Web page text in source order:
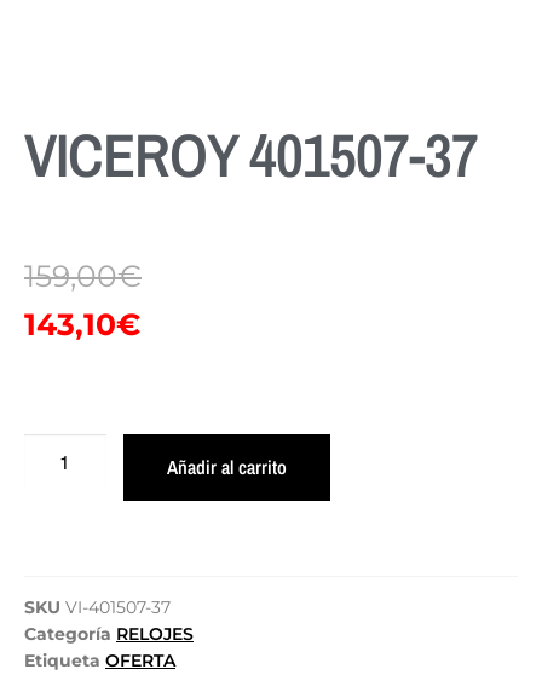
VICEROY 401507-37
159,00€
143,10€
Añadir al carrito
SKU VI-401507-37
Categoría RELOJES
Etiqueta OFERTA